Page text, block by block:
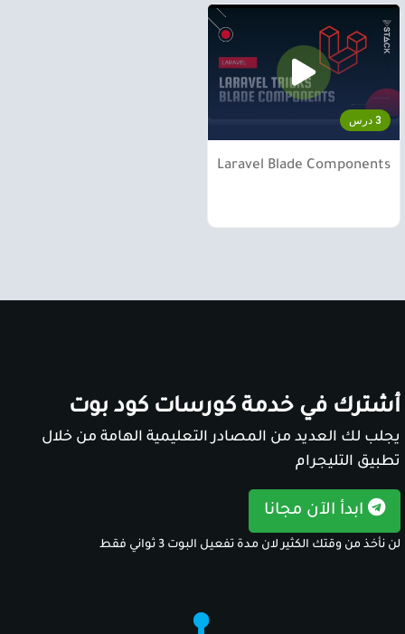
3 درس
Laravel Blade Components
أشترك في خدمة كورسات كود بوت
يجلب لك العديد من المصادر التعليمية الهامة من خلال
تطبيق التليجرام
ابدأ الآن مجانا
لن نأخذ من وقتك الكثير لان مدة تفعيل البوت 3 ثواني فقط